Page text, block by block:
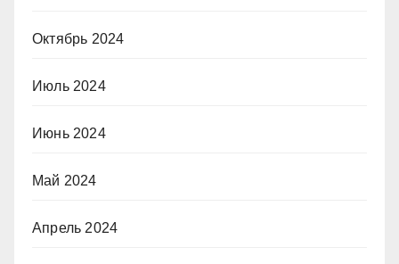
Октябрь 2024
Июль 2024
Июнь 2024
Май 2024
Апрель 2024